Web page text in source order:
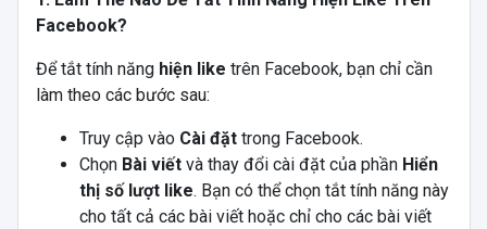
Facebook?
Để tắt tính năng hiện like trên Facebook, bạn chỉ cần
làm theo các bước sau:
Truy cập vào Cài đặttrong Facebook.
Chọn Bài viếtvà thay đổi cài đặt của phần Hiển
thị số lượt like. Bạn có thể chọn tắt tính năng này
cho tất cả các bài viết hoặc chỉ cho các bài viết